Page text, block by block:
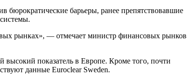
бюрократические барьеры, ранее препятствовавшие
рынках», — отмечает министр финансовых рынков
показатель в Европе. Кроме того, почти
данные Euroclear Sweden.